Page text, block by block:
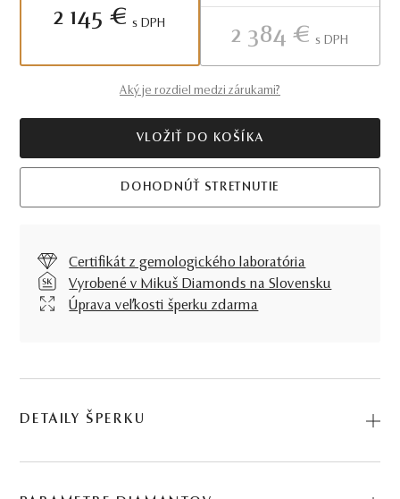
2 145 € S DPH
2 384 € S DPH
Aký je rozdiel medzi zárukami?
VLOŽIŤ DO KOŠÍKA
DOHODNÚŤ STRETNUTIE
Certifikát z gemologického laboratória
Vyrobené v Mikuš Diamonds na Slovensku
Úprava veľkosti šperku zdarma
DETAILY ŠPERKU